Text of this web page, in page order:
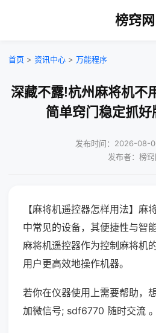
榜窍网
首页 > 资讯中心 > 万能程序
深藏不露!杭州麻将机不
简单窍门稳定抓
发布时间：2026-08-
发布者：榜窍
【麻将机遥控器怎样用法】麻
中常见的设备，其便捷性与智
麻将机遥控器作为控制麻将机
用户更高效地操作机器。
若你在仪器使用上需要帮助，
加微信号; sdf6770 随时交流 。